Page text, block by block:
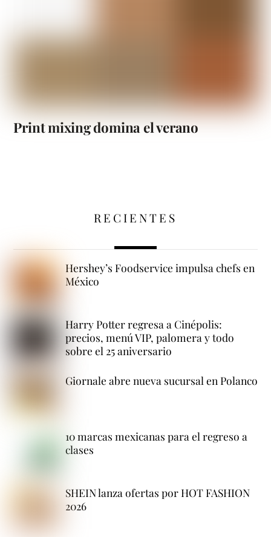
Print mixing domina el verano
RECIENTES
Hershey’s Foodservice impulsa chefs en
México
Harry Potter regresa a Cinépolis:
precios, menú VIP, palomera y todo
sobre el 25 aniversario
Giornale abre nueva sucursal en Polanco
10 marcas mexicanas para el regreso a
clases
SHEIN lanza ofertas por HOT FASHION
2026